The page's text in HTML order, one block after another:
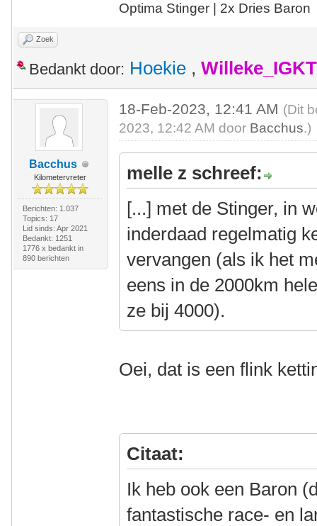
Optima Stinger | 2x Dries Baron
Zoek
Bedankt door: Hoekie , Willeke_IGKT
Bacchus
Kilometervreter
Berichten: 1.037
Topics: 17
Lid sinds: Apr 2021
Bedankt: 1251
1776 x bedankt in
890 berichten
18-Feb-2023, 12:41 AM (Dit
2023, 12:42 AM door Bacchus.)
melle z schreef:
[...] met de Stinger, in
inderdaad regelmatig
vervangen (als ik het
eens in de 2000km
ze bij 4000).
Oei, dat is een flink
Citaat:
Ik heb ook een Baron
fantastische race- en